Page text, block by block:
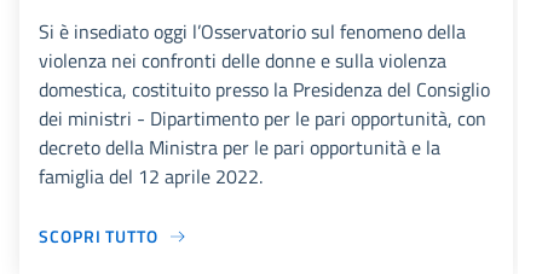
Si è insediato oggi l’Osservatorio sul fenomeno della
violenza nei confronti delle donne e sulla violenza
domestica, costituito presso la Presidenza del Consiglio
dei ministri - Dipartimento per le pari opportunità, con
decreto della Ministra per le pari opportunità e la
famiglia del 12 aprile 2022.
SCOPRI TUTTO